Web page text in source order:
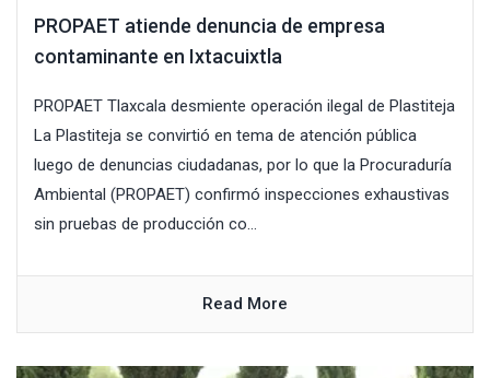
PROPAET atiende denuncia de empresa
contaminante en Ixtacuixtla
PROPAET Tlaxcala desmiente operación ilegal de Plastiteja
La Plastiteja se convirtió en tema de atención pública
luego de denuncias ciudadanas, por lo que la Procuraduría
Ambiental (PROPAET) confirmó inspecciones exhaustivas
sin pruebas de producción co...
Read More